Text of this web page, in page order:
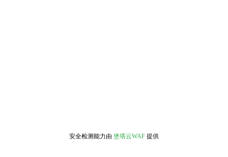
安全检测能力由 堡塔云WAF 提供